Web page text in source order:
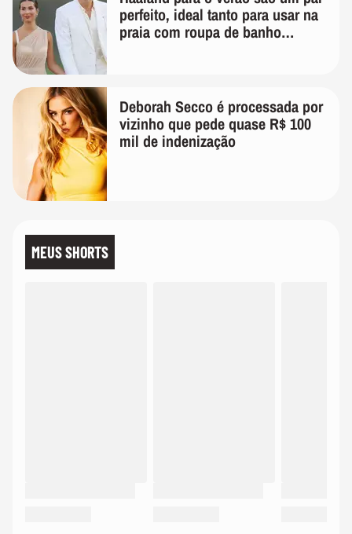
perfeito, ideal tanto para usar na
praia com roupa de banho
Deborah Secco é processada por
vizinho que pede quase R$ 100
mil de indenização
MEUS SHORTS